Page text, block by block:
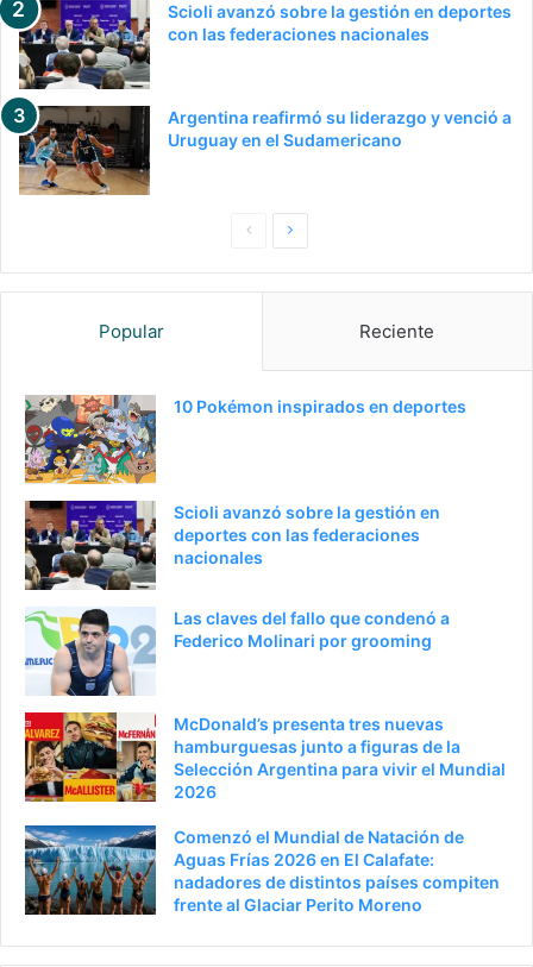
Scioli avanzó sobre la gestión en deportes
con las federaciones nacionales
Argentina reafirmó su liderazgo y venció a
Uruguay en el Sudamericano
g
e
r
o
g
p
i
Popular Reciente
10 Pokémon inspirados en deportes
Scioli avanzó sobre la gestión en
deportes con las federaciones
nacionales
Las claves del fallo que condenó a
Federico Molinari por grooming
McDonald’s presenta tres nuevas
hamburguesas junto a figuras de la
Selección Argentina para vivir el Mundial
2026
Comenzó el Mundial de Natación de
Aguas Frías 2026 en El Calafate:
nadadores de distintos países compiten
frente al Glaciar Perito Moreno